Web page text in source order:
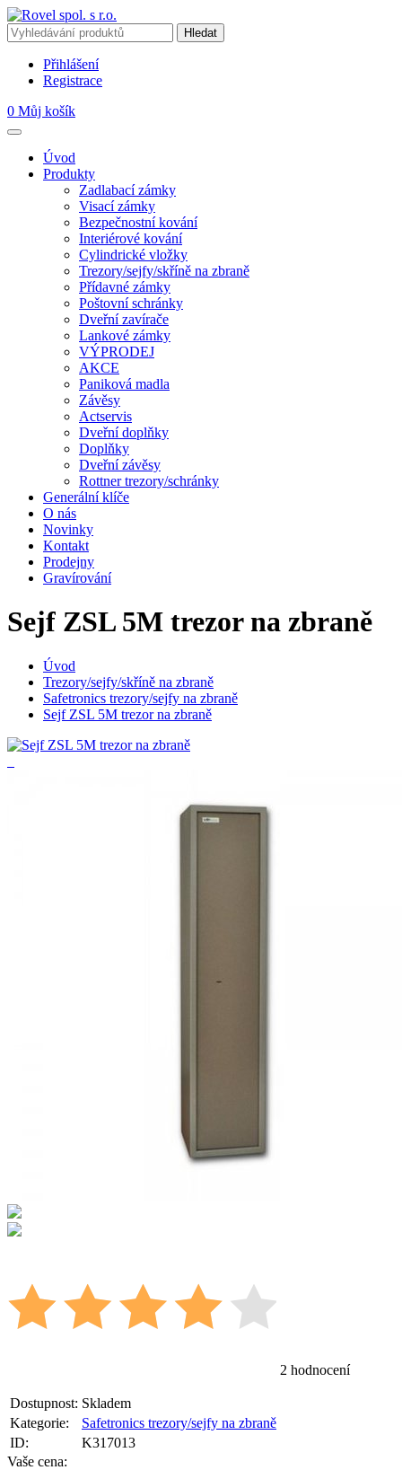
Přihlášení
Registrace
0 Můj košík
Úvod
Produkty
Zadlabací zámky
Visací zámky
Bezpečnostní kování
Interiérové kování
Cylindrické vložky
Trezory/sejfy/skříně na zbraně
Přídavné zámky
Poštovní schránky
Dveřní zavírače
Lankové zámky
VÝPRODEJ
AKCE
Paniková madla
Závěsy
Actservis
Dveřní doplňky
Doplňky
Dveřní závěsy
Rottner trezory/schránky
Generální klíče
O nás
Novinky
Kontakt
Prodejny
Gravírování
Sejf ZSL 5M trezor na zbraně
Úvod
Trezory/sejfy/skříně na zbraně
Safetronics trezory/sejfy na zbraně
Sejf ZSL 5M trezor na zbraně
2 hodnocení
Dostupnost: Skladem
Kategorie:
Safetronics trezory/sejfy na zbraně
ID:
K317013
Vaše cena: